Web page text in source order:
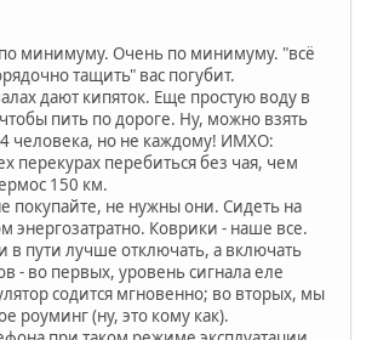
по минимуму. Очень по минимуму. "всё
тащить" вас погубит.
дают кипяток. Еще простую воду в
пить по дороге. Ну, можно взять
человека, но не каждому! ИМХО:
перекурах перебиться без чая, чем
150 км.
покупайте, не нужны они. Сидеть на
энергозатратно. Коврики - наше все.
в пути лучше отключать, а включать
- во первых, уровень сигнала еле
содится мгновенно; во вторых, мы
роуминг (ну, это кому как).